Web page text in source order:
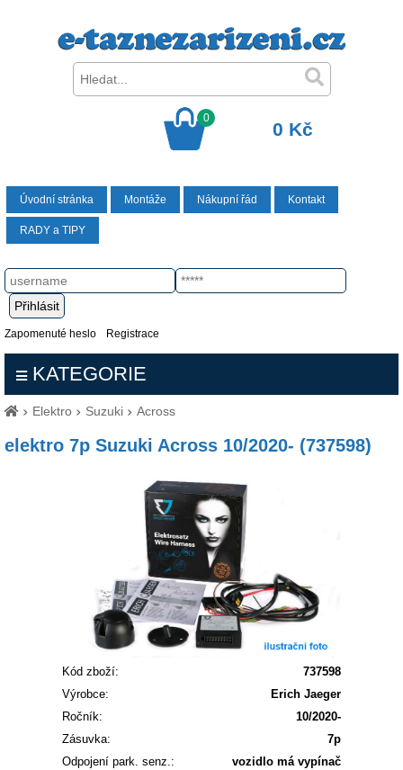
0
0 Kč
Úvodní stránka Montáže Nákupní řád Kontakt
RADY a TIPY
Zapomenuté heslo Registrace
KATEGORIE
Elektro Suzuki Across
elektro 7p Suzuki Across 10/2020- (737598)
Kód zboží:
737598
Výrobce:
Erich Jaeger
Ročník:
10/2020-
Zásuvka:
7p
Odpojení park. senz.:
vozidlo má vypínač